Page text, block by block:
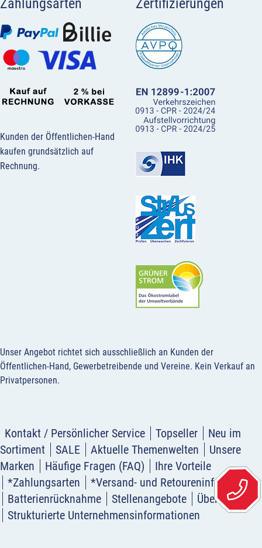
Zahlungsarten
Kunden der Öffentlichen-Hand
kaufen grundsätzlich auf
Rechnung.
Zertifizierungen
Unser Angebot richtet sich ausschließlich an Kunden der
Öffentlichen-Hand, Gewerbetreibende und Vereine. Kein Verkauf an
Privatpersonen.
Kontakt / Persönlicher Service Topseller
Neu im
Sortiment
SALE Aktuelle Themenwelten
Unsere
Marken
Häufige Fragen (FAQ)
Ihre Vorteile
*Zahlungsarten
*Versand- und Retoureninformation
Batterienrücknahme
Stellenangebote
Über uns
Strukturierte Unternehmensinformationen